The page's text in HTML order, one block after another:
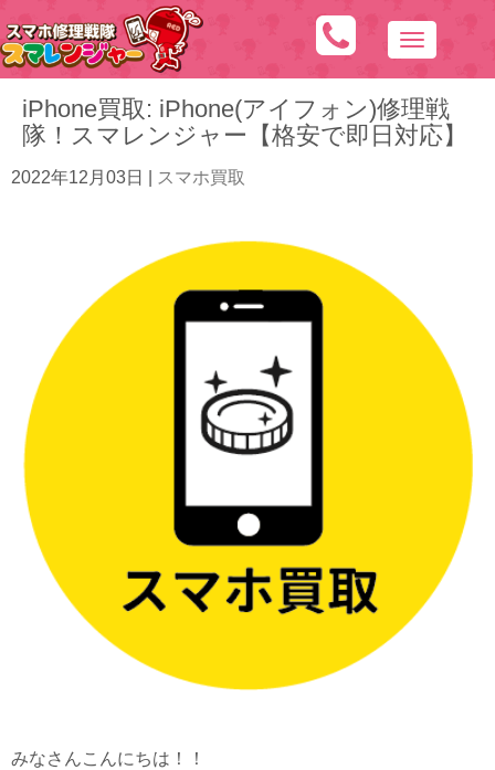
N
a
v
i
n
iPhone買取: iPhone(アイフォン)修理戦
隊！スマレンジャー【格安で即日対応】
2022年12月03日 スマホ買取
みなさんこんにちは！！